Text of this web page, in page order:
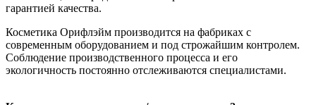
гарантией качества.
Косметика Орифлэйм производится на фабриках с
современным оборудованием и под строжайшим контролем.
Соблюдение производственного процесса и его
экологичность постоянно отслеживаются специалистами.